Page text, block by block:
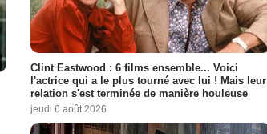
Clint Eastwood : 6 films ensemble... Voici
l'actrice qui a le plus tourné avec lui ! Mais leur
relation s'est terminée de manière houleuse
jeudi 6 août 2026